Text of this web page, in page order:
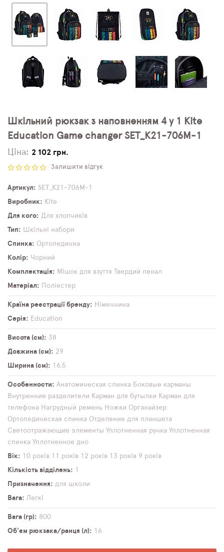
Шкільний рюкзак з наповненням 4 у 1 Kite
Education Game changer SET_K21-706M-1
Ціна: 2 102 грн.
Залишити відгук
Артикул
SET_K21-706M-1
Виробник
Kite
Для кого
Для хлопчиків
Тип
Шкільні набори
Спинка
Ортопедична
Колір
Чорний
Комплектація
Мішок для взуття
Твердий пенал
Матеріал
Поліестер
Країна реєстрації бренду
Німеччина
Серія
Education
Висота (см)
38
Довжина (см)
29
Ширина (см)
16,5
Особенности Анатомическая спинка Боковые карманы
Внутренние разделители Карман для бутылки Карман для
телефона Нагрудный ремень Ножки Органайзер
Ортопедическая спинка Отделение для планшета
Светоотражающие элементы Уплотненная ручка Уплотненная
спинка Уплотненное дно
Вік
10 років 11 років 12 років 13 років 9 років
Кількість відділень
1
Призначення
для школи
Вага
Легкі
Вага (гр)
800
Об'єм рюкзака/ранця (л)
16